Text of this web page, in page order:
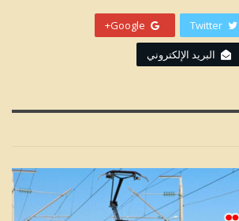
Twitter
Google+
البريد الإلكتروني